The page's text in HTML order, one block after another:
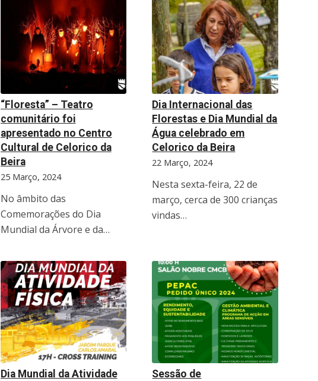
“Floresta” – Teatro
comunitário foi
apresentado no Centro
Cultural de Celorico da
Beira
25 Março, 2024
No âmbito das
Comemorações do Dia
Mundial da Árvore e da…
Dia Internacional das
Florestas e Dia Mundial da
Água celebrado em
Celorico da Beira
22 Março, 2024
Nesta sexta-feira, 22 de
março, cerca de 300 crianças
vindas…
Dia Mundial da Atividade
Sessão de